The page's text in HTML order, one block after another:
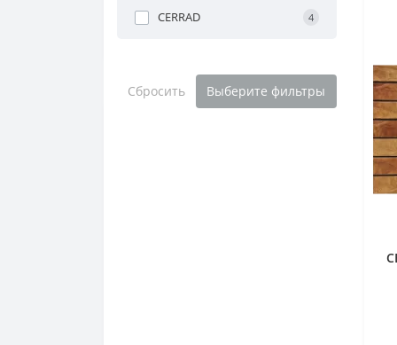
CERRAD 4
Сбросить Выберите фильтры